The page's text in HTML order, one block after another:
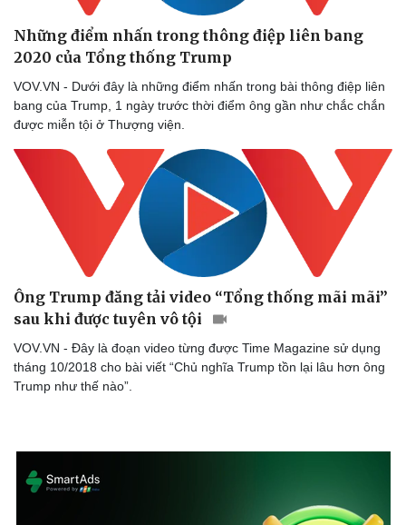
Làm đẹp - giảm cân
Phòng mạch online
Ăn sạch sống khỏe
Những điểm nhấn trong thông điệp liên bang
2020 của Tổng thống Trump
VOV.VN - Dưới đây là những điểm nhấn trong bài thông điệp liên
bang của Trump, 1 ngày trước thời điểm ông gần như chắc chắn
được miễn tội ở Thượng viện.
Ông Trump đăng tải video “Tổng thống mãi mãi”
sau khi được tuyên vô tội
VOV.VN - Đây là đoạn video từng được Time Magazine sử dụng
tháng 10/2018 cho bài viết “Chủ nghĩa Trump tồn lại lâu hơn ông
Trump như thế nào”.